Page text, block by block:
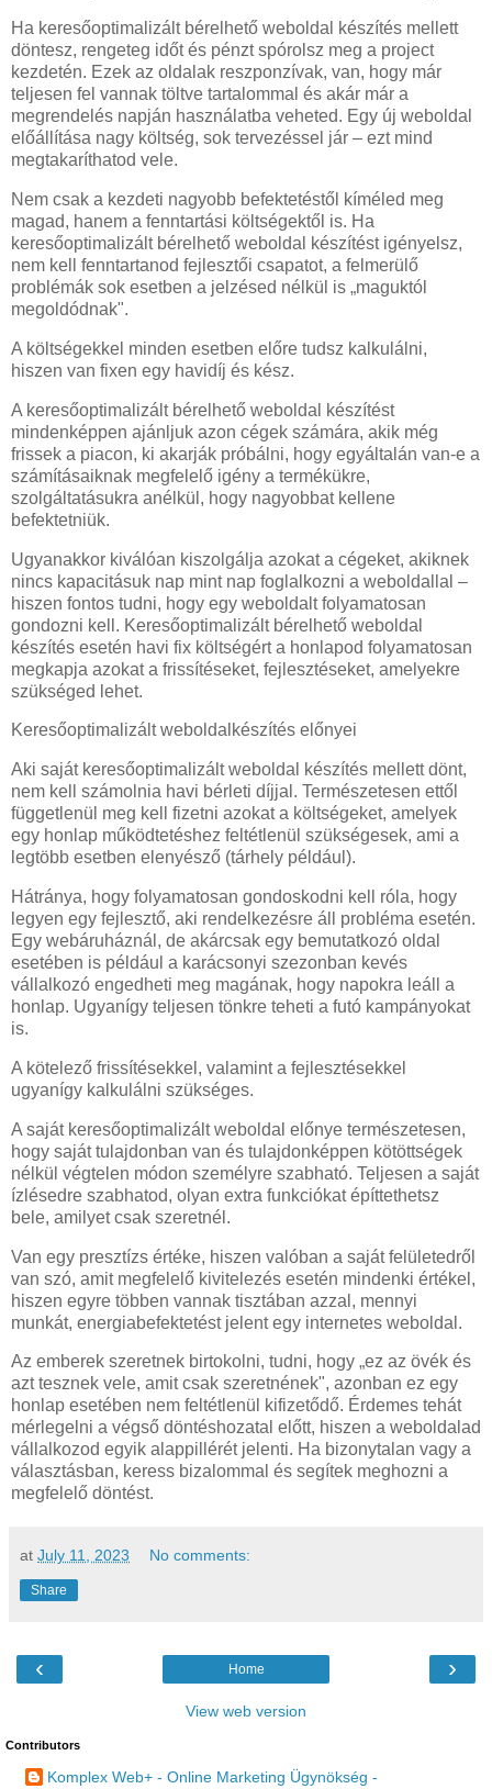
Ha keresőoptimalizált bérelhető weboldal készítés mellett
döntesz, rengeteg időt és pénzt spórolsz meg a project
kezdetén. Ezek az oldalak reszponzívak, van, hogy már
teljesen fel vannak töltve tartalommal és akár már a
megrendelés napján használatba veheted. Egy új weboldal
előállítása nagy költség, sok tervezéssel jár – ezt mind
megtakaríthatod vele.
Nem csak a kezdeti nagyobb befektetéstől kíméled meg
magad, hanem a fenntartási költségektől is. Ha
keresőoptimalizált bérelhető weboldal készítést igényelsz,
nem kell fenntartanod fejlesztői csapatot, a felmerülő
problémák sok esetben a jelzésed nélkül is „maguktól
megoldódnak".
A költségekkel minden esetben előre tudsz kalkulálni,
hiszen van fixen egy havidíj és kész.
A keresőoptimalizált bérelhető weboldal készítést
mindenképpen ajánljuk azon cégek számára, akik még
frissek a piacon, ki akarják próbálni, hogy egyáltalán van-e a
számításaiknak megfelelő igény a termékükre,
szolgáltatásukra anélkül, hogy nagyobbat kellene
befektetniük.
Ugyanakkor kiválóan kiszolgálja azokat a cégeket, akiknek
nincs kapacitásuk nap mint nap foglalkozni a weboldallal –
hiszen fontos tudni, hogy egy weboldalt folyamatosan
gondozni kell. Keresőoptimalizált bérelhető weboldal
készítés esetén havi fix költségért a honlapod folyamatosan
megkapja azokat a frissítéseket, fejlesztéseket, amelyekre
szükséged lehet.
Keresőoptimalizált weboldalkészítés előnyei
Aki saját keresőoptimalizált weboldal készítés mellett dönt,
nem kell számolnia havi bérleti díjjal. Természetesen ettől
függetlenül meg kell fizetni azokat a költségeket, amelyek
egy honlap működtetéshez feltétlenül szükségesek, ami a
legtöbb esetben elenyésző (tárhely például).
Hátránya, hogy folyamatosan gondoskodni kell róla, hogy
legyen egy fejlesztő, aki rendelkezésre áll probléma esetén.
Egy webáruháznál, de akárcsak egy bemutatkozó oldal
esetében is például a karácsonyi szezonban kevés
vállalkozó engedheti meg magának, hogy napokra leáll a
honlap. Ugyanígy teljesen tönkre teheti a futó kampányokat
is.
A kötelező frissítésekkel, valamint a fejlesztésekkel
ugyanígy kalkulálni szükséges.
A saját keresőoptimalizált weboldal előnye természetesen,
hogy saját tulajdonban van és tulajdonképpen kötöttségek
nélkül végtelen módon személyre szabható. Teljesen a saját
ízlésedre szabhatod, olyan extra funkciókat építtethetsz
bele, amilyet csak szeretnél.
Van egy presztízs értéke, hiszen valóban a saját felületedről
van szó, amit megfelelő kivitelezés esetén mindenki értékel,
hiszen egyre többen vannak tisztában azzal, mennyi
munkát, energiabefektetést jelent egy internetes weboldal.
Az emberek szeretnek birtokolni, tudni, hogy „ez az övék és
azt tesznek vele, amit csak szeretnének", azonban ez egy
honlap esetében nem feltétlenül kifizetődő. Érdemes tehát
mérlegelni a végső döntéshozatal előtt, hiszen a weboldalad
vállalkozod egyik alappillérét jelenti. Ha bizonytalan vagy a
választásban, keress bizalommal és segítek meghozni a
megfelelő döntést.
at July 11, 2023 No comments:
Share
‹ ›
Home
View web version
Contributors
Komplex Web+ - Online Marketing Ügynökség -